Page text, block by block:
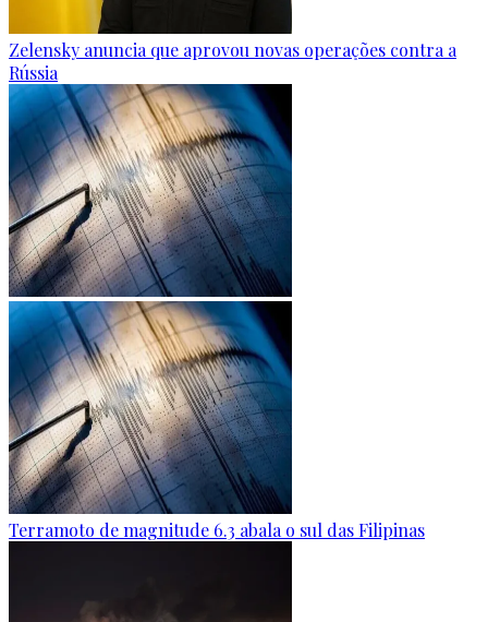
Zelensky anuncia que aprovou novas operações contra a
Rússia
Terramoto de magnitude 6.3 abala o sul das Filipinas